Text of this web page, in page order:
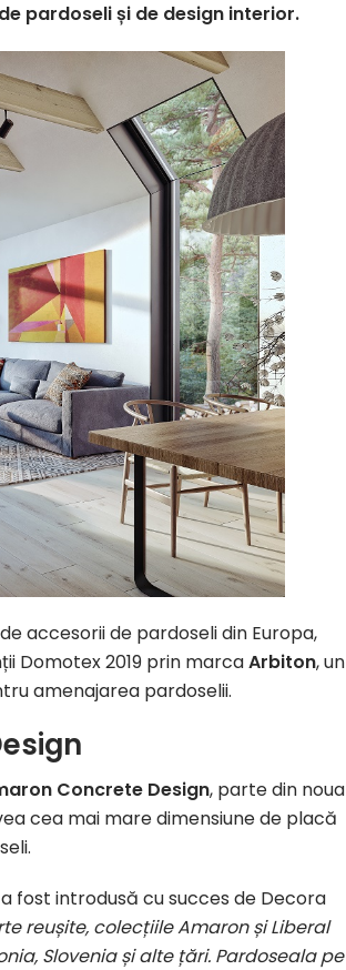
pardoseli și de design interior.
accesorii de pardoseli din Europa,
Domotex 2019 prin marcaArbiton, un
amenajarea pardoselii.
Concrete Design, parte din noua
cea mai mare dimensiune de placă
fost introdusă cu succes de Decora
reușite, colecțiile Amaron și Liberal
Slovenia și alte țări. Pardoseala pe